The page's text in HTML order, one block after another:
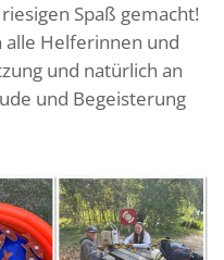
Spaß gemacht!
alle Helferinnen und
und natürlich an
und Begeisterung